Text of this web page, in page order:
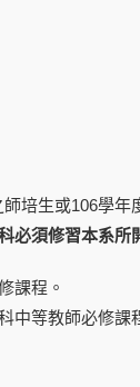
培生或106學年
必須修習本系所
課程。
中等教師必修